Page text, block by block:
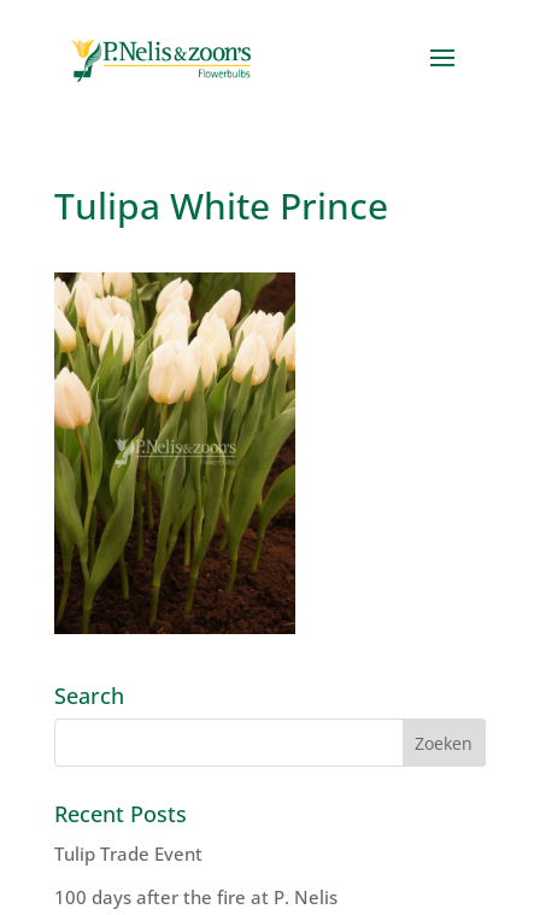
Tulipa White Prince
Search
Recent Posts
Tulip Trade Event
100 days after the fire at P. Nelis